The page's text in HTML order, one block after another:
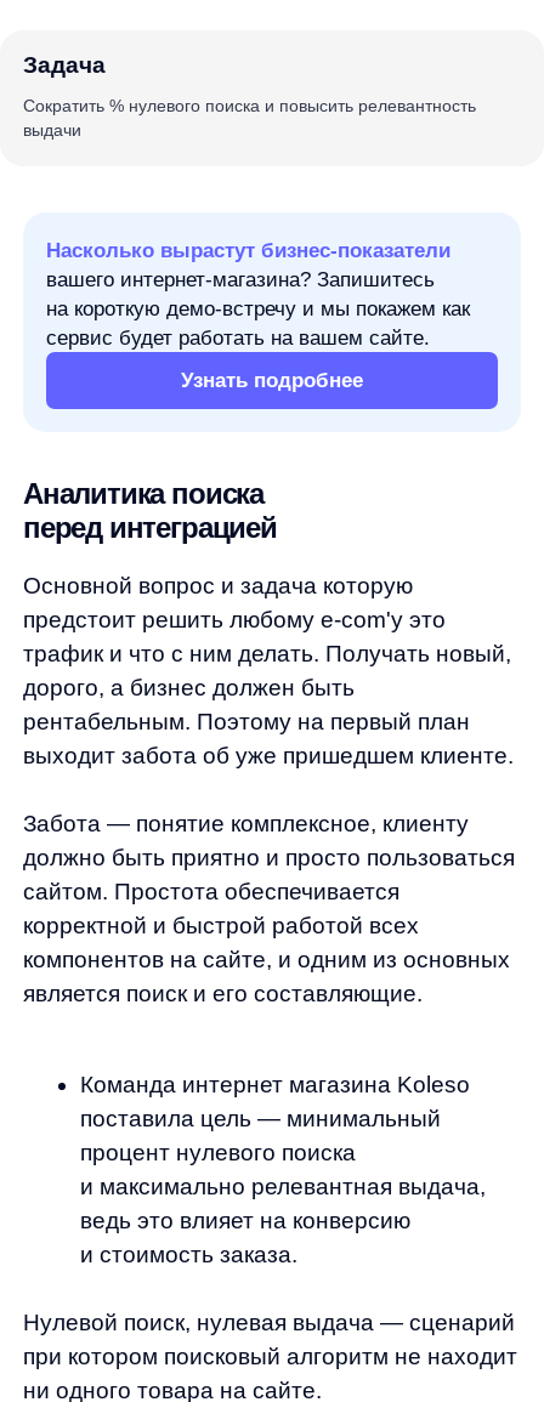
Насколько вырастут бизнес-показатели
вашего интернет-магазина? Запишитесь
на короткую демо-встречу и мы покажем как
сервис будет работать на вашем сайте.
Основной вопрос и задача которую
предстоит решить любому e-com'у это
трафик и что с ним делать. Получать новый,
выходит забота об уже пришедшем клиенте.
Забота — понятие комплексное, клиенту
должно быть приятно и просто пользоваться
сайтом. Простота обеспечивается
корректной и быстрой работой всех
компонентов на сайте, и одним из основных
является поиск и его составляющие.
Команда интернет магазина Koleso
процент нулевого поиска
и максимально релевантная выдача,
ведь это влияет на конверсию
и стоимость заказа.
Нулевой поиск, нулевая выдача — сценарий
при котором поисковый алгоритм не находит
Аналитика поиска
перед интеграцией
Поиск по типоразмеру
и посадочный диаметр (размер колесного
диска на которые устанавливается шина).
Этот набор чисел может быть написан
За все время сотрудничества было
решено много специфических
для направленности бизнеса задач: